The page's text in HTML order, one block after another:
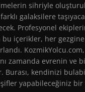
sihriyle
galaksilere
Profesyonel
içerikler, her
zamanda evrenin ve
Burası, kendinizi
yapabileceğiniz bir